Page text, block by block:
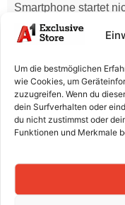
Um die bestmöglichen
wie Cookies, um
zuzugreifen. Wenn du
dein Surfverhalten oder
du nicht zustimmst oder
Funktionen und Merkmale
Smartphone startet
zurück und bringen
Displaytausch
Risse, Kratzer oder
Glas und LCD
wieder wie neu
Wir ersetzen die
Rückkamera